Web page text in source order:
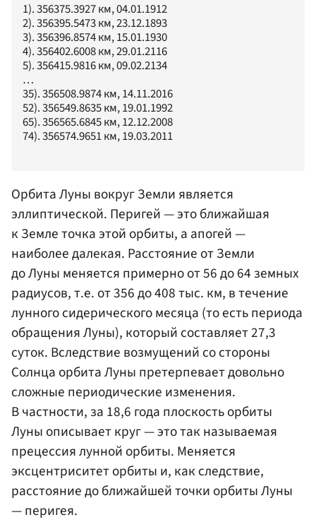
1). 356375.3927 км, 04.01.1912
2). 356395.5473 км, 23.12.1893
3). 356396.8574 км, 15.01.1930
4). 356402.6008 км, 29.01.2116
5). 356415.9816 км, 09.02.2134
…
35). 356508.9874 км, 14.11.2016
52). 356549.8635 км, 19.01.1992
65). 356565.6845 км, 12.12.2008
74). 356574.9651 км, 19.03.2011
Орбита Луны вокруг Земли является
эллиптической. Перигей — это ближайшая
к Земле точка этой орбиты, а апогей —
наиболее далекая. Расстояние от Земли
до Луны меняется примерно от 56 до 64 земных
радиусов, т.е. от 356 до 408 тыс. км, в течение
лунного сидерического месяца (то есть периода
обращения Луны), который составляет 27,3
суток. Вследствие возмущений со стороны
Солнца орбита Луны претерпевает довольно
сложные периодические изменения.
В частности, за 18,6 года плоскость орбиты
Луны описывает круг — это так называемая
прецессия лунной орбиты. Меняется
эксцентриситет орбиты и, как следствие,
расстояние до ближайшей точки орбиты Луны
— перигея.